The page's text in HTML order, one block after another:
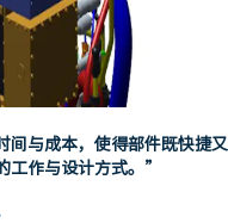
间与成本，使得部件既快捷又
工作与设计方式。”